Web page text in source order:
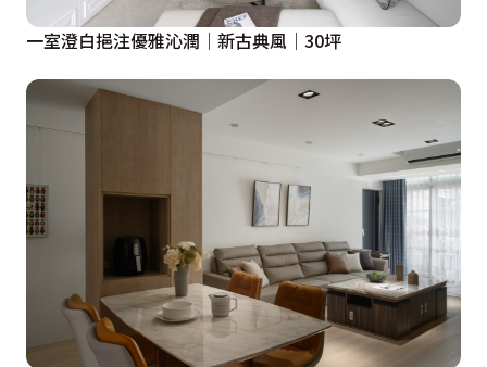
一室澄白挹注優雅沁潤│新古典風│30坪